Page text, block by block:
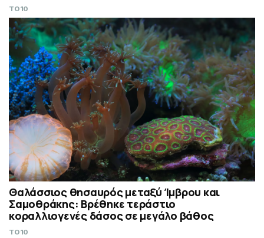
TO10
Θαλάσσιος θησαυρός μεταξύ Ίμβρου και
Σαμοθράκης: Βρέθηκε τεράστιο
κοραλλιογενές δάσος σε μεγάλο βάθος
TO10